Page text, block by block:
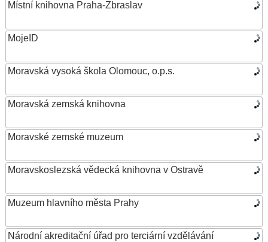
Místní knihovna Praha-Zbraslav
MojeID
Moravská vysoká škola Olomouc, o.p.s.
Moravská zemská knihovna
Moravské zemské muzeum
Moravskoslezská vědecká knihovna v Ostravě
Muzeum hlavního města Prahy
Národní akreditační úřad pro terciární vzdělávání